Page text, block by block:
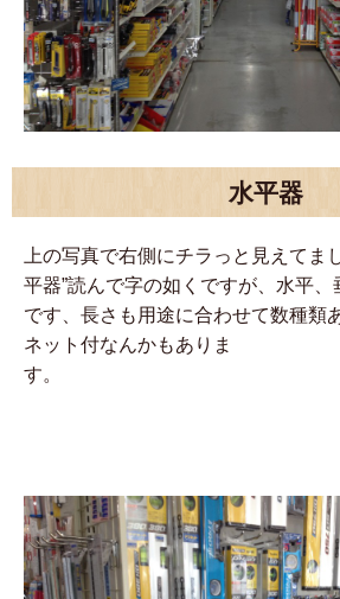
水平器
上の写真で右側にチラっと見えてま
平器”読んで字の如くですが、水平
です、長さも用途に合わせて数種類
ネット付なんかもありま
す